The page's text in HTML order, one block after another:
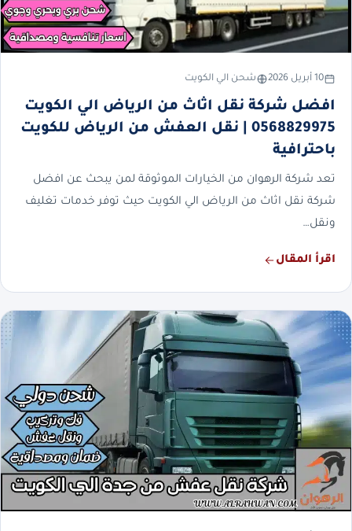
10 أبريل 2026 شحن الي الكويت
افضل شركة نقل اثاث من الرياض الي الكويت
0568829975 | نقل العفش من الرياض للكويت
باحترافية
تعد شركة الرهوان من الخيارات الموثوقة لمن يبحث عن افضل
شركة نقل اثاث من الرياض الي الكويت حيث توفر خدمات تغليف
ونقل…
اقرأ المقال